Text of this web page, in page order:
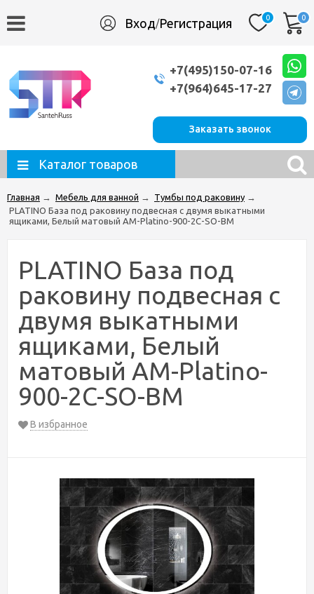
Вход/Регистрация 0 0
+7(495)150-07-16
+7(964)645-17-27
Заказать звонок
Каталог товаров
Главная → Мебель для ванной → Тумбы под раковину →
PLATINO База под раковину подвесная с двумя выкатными
ящиками, Белый матовый AM-Platino-900-2C-SO-BM
PLATINO База под
раковину подвесная с
двумя выкатными
ящиками, Белый
матовый AM-Platino-
900-2C-SO-BM
В избранное